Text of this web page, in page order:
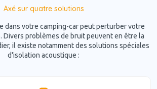
Axé sur quatre solutions
dans votre camping-car peut perturber votre
Divers problèmes de bruit peuvent en être la
il existe notamment des solutions spéciales
d'isolation acoustique :